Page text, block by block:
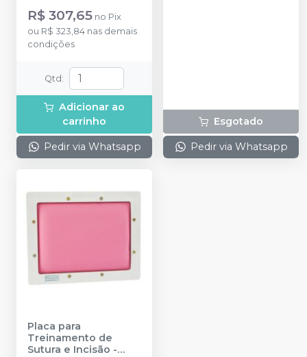
R$ 307,65 no Pix
ou R$ 323,84 nas demais
condições
Qtd :
Adicionar ao
carrinho
Pedir via Whatsapp
Esgotado
Pedir via Whatsapp
Placa para
Treinamento de
Sutura e Incisão -